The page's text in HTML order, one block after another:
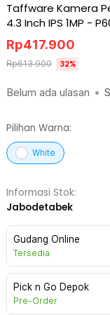
Taffware Kamera
4.3 Inch IPS 1MP -
Belum ada ulasan •
Rp417.900
Rp613.900 32%
Pilihan Warna:
White
Informasi Stok:
Jabodetabek
Gudang Online
Tersedia
Pick n Go Depok
Pre-Order